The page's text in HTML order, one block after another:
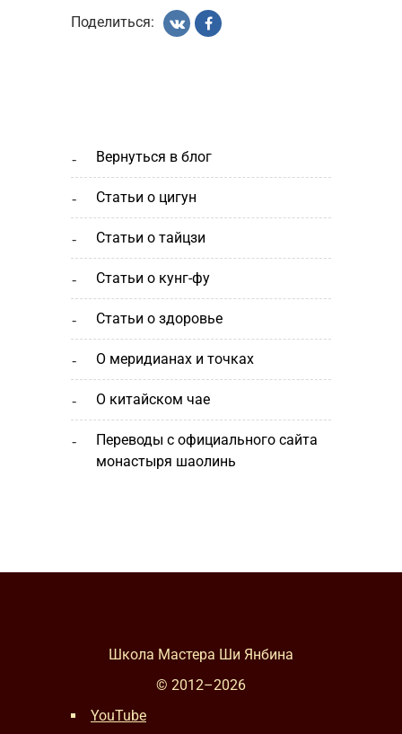
вернуться в блог
статьи о цигун
статьи о тайцзи
статьи о кунг-фу
статьи о здоровье
о меридианах и точках
о китайском чае
переводы с официального сайта
монастыря шаолинь
Поделиться:
Школа Мастера Ши Янбина
© 2012–2026
YouTube